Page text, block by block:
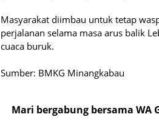
Masyarakat diimbau untuk tetap
perjalanan selama masa arus balik
cuaca buruk.
Sumber: BMKG Minangkabau
Mari bergabung bersama WA